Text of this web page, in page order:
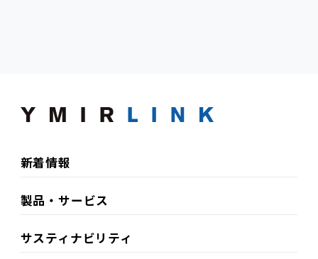
新着情報
製品・サービス
サスティナビリティ​